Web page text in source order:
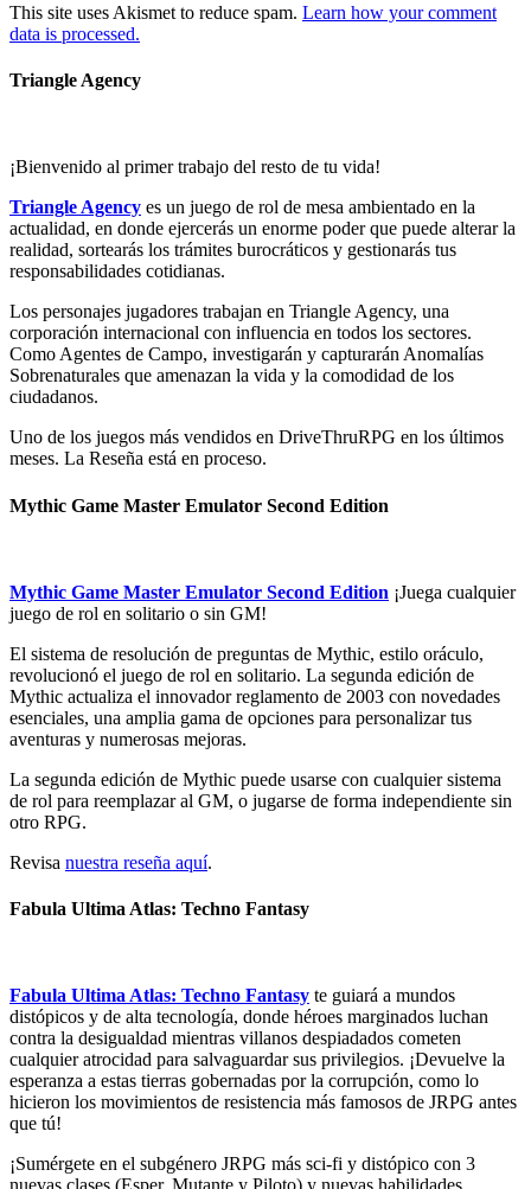
This site uses Akismet to reduce spam. Learn how your comment
data is processed.
Triangle Agency
¡Bienvenido al primer trabajo del resto de tu vida!
Triangle Agency es un juego de rol de mesa ambientado en la
actualidad, en donde ejercerás un enorme poder que puede alterar la
realidad, sortearás los trámites burocráticos y gestionarás tus
responsabilidades cotidianas.
Los personajes jugadores trabajan en Triangle Agency, una
corporación internacional con influencia en todos los sectores.
Como Agentes de Campo, investigarán y capturarán Anomalías
Sobrenaturales que amenazan la vida y la comodidad de los
ciudadanos.
Uno de los juegos más vendidos en DriveThruRPG en los últimos
meses. La Reseña está en proceso.
Mythic Game Master Emulator Second Edition
Mythic Game Master Emulator Second Edition ¡Juega cualquier
juego de rol en solitario o sin GM!
El sistema de resolución de preguntas de Mythic, estilo oráculo,
revolucionó el juego de rol en solitario. La segunda edición de
Mythic actualiza el innovador reglamento de 2003 con novedades
esenciales, una amplia gama de opciones para personalizar tus
aventuras y numerosas mejoras.
La segunda edición de Mythic puede usarse con cualquier sistema
de rol para reemplazar al GM, o jugarse de forma independiente sin
otro RPG.
Revisa nuestra reseña aquí.
Fabula Ultima Atlas: Techno Fantasy
Fabula Ultima Atlas: Techno Fantasy te guiará a mundos
distópicos y de alta tecnología, donde héroes marginados luchan
contra la desigualdad mientras villanos despiadados cometen
cualquier atrocidad para salvaguardar sus privilegios. ¡Devuelve la
esperanza a estas tierras gobernadas por la corrupción, como lo
hicieron los movimientos de resistencia más famosos de JRPG antes
que tú!
¡Sumérgete en el subgénero JRPG más sci-fi y distópico con 3